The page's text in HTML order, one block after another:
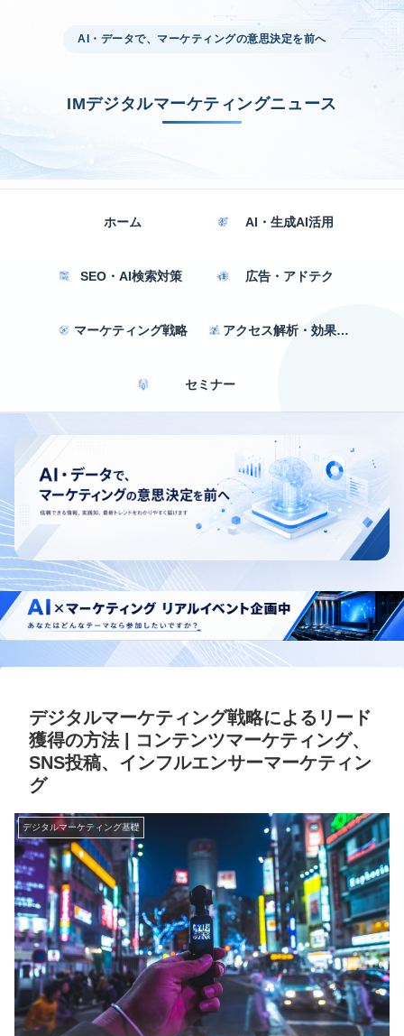
AI・データで、マーケティングの意思決定を前へ
IMデジタルマーケティングニュース
ホーム AI・生成AI活用
SEO・AI検索対策 広告・アドテク
マーケティング戦略 アクセス解析・効果測定
セミナー
デジタルマーケティング戦略によるリード
獲得の方法 | コンテンツマーケティング、
SNS投稿、インフルエンサーマーケティン
グ
デジタルマーケティング基礎